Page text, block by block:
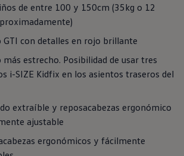
de entre 100 y 150cm (35kg o 12
GTI con detalles en rojo brillante
más estrecho. Posibilidad de usar tres
i-SIZE Kidfix en los asientos traseros del
extraíble y reposacabezas ergonómico
ajustable
ergonómicos y fácilmente